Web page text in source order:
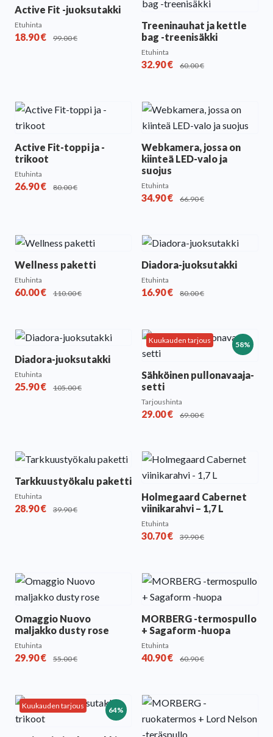
Active Fit -juoksutakki
Etuhinta
18.90€ 99.00€
Treeninauhat ja kettle
bag -treenisäkki
Etuhinta
32.90€ 60.00€
Active Fit-toppi ja -
trikoot
Etuhinta
26.90€ 80.00€
Webkamera, jossa on
kiinteä LED-valo ja
suojus
Etuhinta
34.90€ 66.90€
Wellness paketti
Etuhinta
60.00€ 110.00€
Diadora-juoksutakki
Etuhinta
16.90€ 80.00€
Diadora-juoksutakki
Etuhinta
25.90€ 105.00€
58%
Kuukauden tarjous
Sähköinen pullonavaaja-
setti
Tarjoushinta
29.00€ 69.00€
Tarkkuustyökalu paketti
Etuhinta
28.90€ 39.90€
Holmegaard Cabernet
viinikarahvi – 1,7 L
Etuhinta
30.70€ 39.90€
Omaggio Nuovo
maljakko dusty rose
Etuhinta
29.90€ 55.00€
MORBERG -termospullo
+ Sagaform -huopa
Etuhinta
40.90€ 60.90€
64%
Kuukauden tarjous